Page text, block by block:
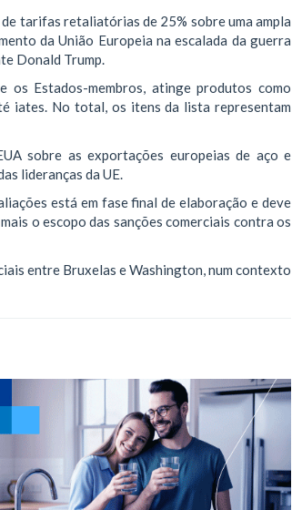
tarifas retaliatórias de 25% sobre uma ampla
da União Europeia na escalada da guerra
Donald Trump.
os Estados-membros, atinge produtos como
iates. No total, os itens da lista representam
sobre as exportações europeias de aço e
lideranças da UE.
está em fase final de elaboração e deve
o escopo das sanções comerciais contra os
entre Bruxelas e Washington, num contexto